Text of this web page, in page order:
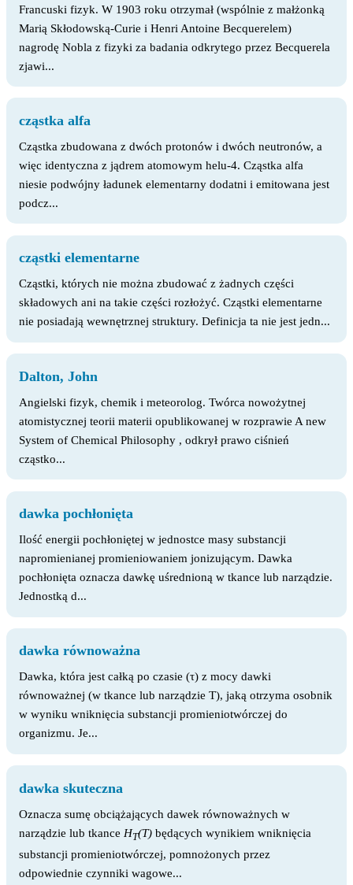
Francuski fizyk. W 1903 roku otrzymał (wspólnie z małżonką
Marią Skłodowską-Curie i Henri Antoine Becquerelem)
nagrodę Nobla z fizyki za badania odkrytego przez Becquerela
zjawi...
cząstka alfa
Cząstka zbudowana z dwóch protonów i dwóch neutronów, a
więc identyczna z jądrem atomowym helu-4. Cząstka alfa
niesie podwójny ładunek elementarny dodatni i emitowana jest
podcz...
cząstki elementarne
Cząstki, których nie można zbudować z żadnych części
składowych ani na takie części rozłożyć. Cząstki elementarne
nie posiadają wewnętrznej struktury. Definicja ta nie jest jedn...
Dalton, John
Angielski fizyk, chemik i meteorolog. Twórca nowożytnej
atomistycznej teorii materii opublikowanej w rozprawie A new
System of Chemical Philosophy , odkrył prawo ciśnień
cząstko...
dawka pochłonięta
Ilość energii pochłoniętej w jednostce masy substancji
napromienianej promieniowaniem jonizującym. Dawka
pochłonięta oznacza dawkę uśrednioną w tkance lub narządzie.
Jednostką d...
dawka równoważna
Dawka, która jest całką po czasie (τ) z mocy dawki
równoważnej (w tkance lub narządzie T), jaką otrzyma osobnik
w wyniku wniknięcia substancji promieniotwórczej do
organizmu. Je...
dawka skuteczna
Oznacza sumę obciążających dawek równoważnych w
narządzie lub tkance HT(T) będących wynikiem wniknięcia
substancji promieniotwórczej, pomnożonych przez
odpowiednie czynniki wagowe...